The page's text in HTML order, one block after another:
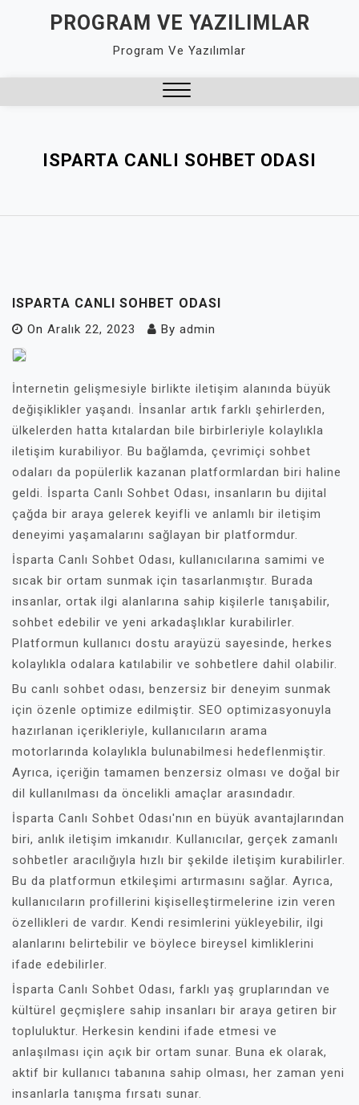
PROGRAM VE YAZILIMLAR
Program Ve Yazılımlar
ISPARTA CANLI SOHBET ODASI
ISPARTA CANLI SOHBET ODASI
On Aralık 22, 2023 By admin
İnternetin gelişmesiyle birlikte iletişim alanında büyük
değişiklikler yaşandı. İnsanlar artık farklı şehirlerden,
ülkelerden hatta kıtalardan bile birbirleriyle kolaylıkla
iletişim kurabiliyor. Bu bağlamda, çevrimiçi sohbet
odaları da popülerlik kazanan platformlardan biri haline
geldi. İsparta Canlı Sohbet Odası, insanların bu dijital
çağda bir araya gelerek keyifli ve anlamlı bir iletişim
deneyimi yaşamalarını sağlayan bir platformdur.
İsparta Canlı Sohbet Odası, kullanıcılarına samimi ve
sıcak bir ortam sunmak için tasarlanmıştır. Burada
insanlar, ortak ilgi alanlarına sahip kişilerle tanışabilir,
sohbet edebilir ve yeni arkadaşlıklar kurabilirler.
Platformun kullanıcı dostu arayüzü sayesinde, herkes
kolaylıkla odalara katılabilir ve sohbetlere dahil olabilir.
Bu canlı sohbet odası, benzersiz bir deneyim sunmak
için özenle optimize edilmiştir. SEO optimizasyonuyla
hazırlanan içerikleriyle, kullanıcıların arama
motorlarında kolaylıkla bulunabilmesi hedeflenmiştir.
Ayrıca, içeriğin tamamen benzersiz olması ve doğal bir
dil kullanılması da öncelikli amaçlar arasındadır.
İsparta Canlı Sohbet Odası'nın en büyük avantajlarından
biri, anlık iletişim imkanıdır. Kullanıcılar, gerçek zamanlı
sohbetler aracılığıyla hızlı bir şekilde iletişim kurabilirler.
Bu da platformun etkileşimi artırmasını sağlar. Ayrıca,
kullanıcıların profillerini kişiselleştirmelerine izin veren
özellikleri de vardır. Kendi resimlerini yükleyebilir, ilgi
alanlarını belirtebilir ve böylece bireysel kimliklerini
ifade edebilirler.
İsparta Canlı Sohbet Odası, farklı yaş gruplarından ve
kültürel geçmişlere sahip insanları bir araya getiren bir
topluluktur. Herkesin kendini ifade etmesi ve
anlaşılması için açık bir ortam sunar. Buna ek olarak,
aktif bir kullanıcı tabanına sahip olması, her zaman yeni
insanlarla tanışma fırsatı sunar.